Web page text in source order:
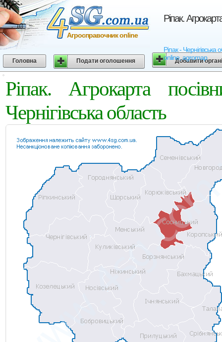
Ріпак.
Ріпак -
online, agromap
Агросправочник online
Головна Подати оголошення Добавити
Ріпак. Агрокарта
Чернігівська область